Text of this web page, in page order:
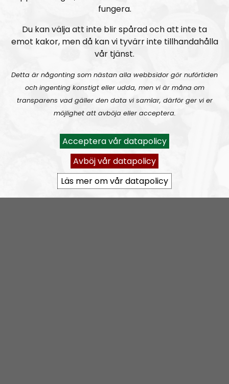
händelserna bakom rubrikerna, det som lögnmedia
vill dölja för smålänningen i gemen. Vi gräver i notiser
för att finna det som systemet försöker sopa under
Vi vänder inte blad, vi försöker vända på vart enda
blad.
Prenumerera på NR Småland medRSS
https://nordiskradio.se/?format=mp3-
rss&show=nr-smland
NR Småland #130:Tillbakablicken.
fungera.
Du kan välja att inte blir spårad och att inte ta
emot kakor, men då kan vi tyvärr inte tillhandahålla
vår tjänst.
Detta är någonting som nästan alla webbsidor gör nuförtiden
och ingenting konstigt eller udda, men vi är måna om
transparens vad gäller den data vi samlar, därför ger vi er
möjlighet att avböja eller acceptera.
Acceptera vår datapolicy
Avböj vår datapolicy
Läs mer om vår datapolicy